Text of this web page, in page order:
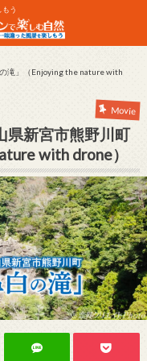
もう
滝」（Enjoying the nature with
Movie
県新宮市熊野川町
with drone）